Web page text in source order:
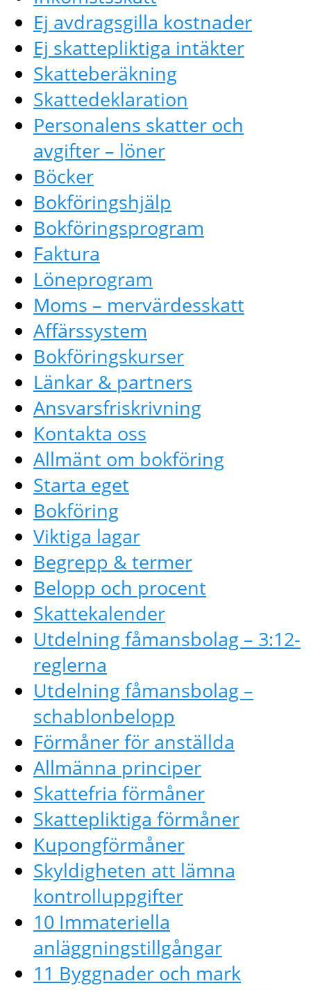
Ej avdragsgilla kostnader
Ej skattepliktiga intäkter
Skatteberäkning
Skattedeklaration
Personalens skatter och
avgifter – löner
Böcker
Bokföringshjälp
Bokföringsprogram
Faktura
Löneprogram
Moms – mervärdesskatt
Affärssystem
Bokföringskurser
Länkar & partners
Ansvarsfriskrivning
Kontakta oss
Allmänt om bokföring
Starta eget
Bokföring
Viktiga lagar
Begrepp & termer
Belopp och procent
Skattekalender
Utdelning fåmansbolag – 3:12-
reglerna
Utdelning fåmansbolag –
schablonbelopp
Förmåner för anställda
Allmänna principer
Skattefria förmåner
Skattepliktiga förmåner
Kupongförmåner
Skyldigheten att lämna
kontrolluppgifter
10 Immateriella
anläggningstillgångar
11 Byggnader och mark